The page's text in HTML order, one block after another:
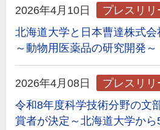
2026年4月10日
プレスリリ
北海道大学と日本曹達株式
～動物用医薬品の研究開発～
2026年4月08日
プレスリリ
令和8年度科学技術分野の文
賞者が決定～北海道大学から